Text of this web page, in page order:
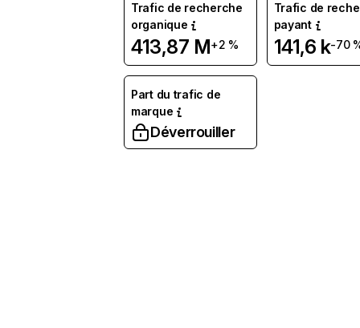
Trafic de recherche
organique
413,87 M+2 %
Trafic de
payant
141,6 k-70
Part du trafic de
marque
Déverrouiller